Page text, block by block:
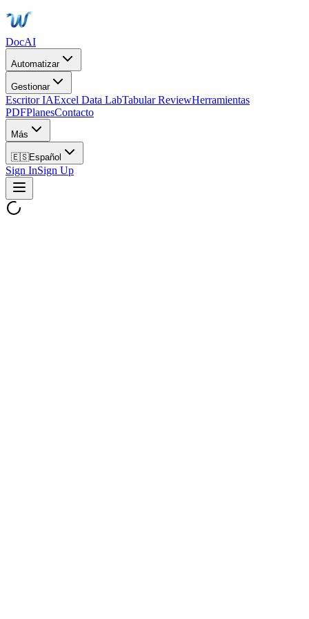
DocAI
Automatizar
Gestionar
Escritor IAExcel Data LabTabular ReviewHerramientas
PDFPlanesContacto
Más
🇪🇸Español
Sign InSign Up